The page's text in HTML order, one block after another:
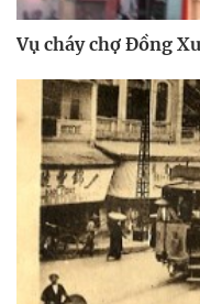
Vụ cháy chợ Đồng